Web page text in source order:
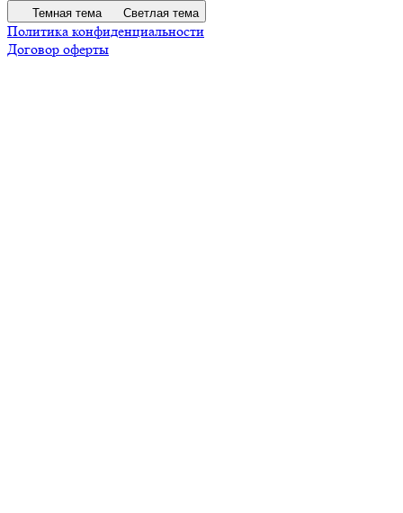
Темная тема Светлая тема
Политика конфиденциальности
Договор оферты